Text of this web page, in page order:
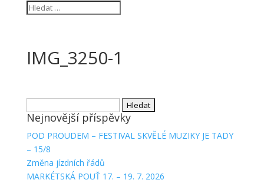
IMG_3250-1
Nejnovější příspěvky
POD PROUDEM – FESTIVAL SKVĚLÉ MUZIKY JE TADY
– 15/8
Změna jízdních řádů
MARKÉTSKÁ POUŤ 17. – 19. 7. 2026